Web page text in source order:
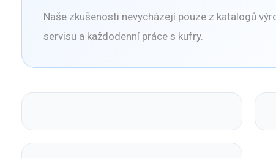
Naše zkušenosti nevycházejí pouze z katalogů
servisu a každodenní práce s kufry.